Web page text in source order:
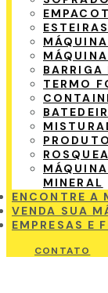
ESTEIRAS
BARRIGA
TERMO
MINERAL
ENCONTRE A
VENDA SUA
EMPRESAS E
CONTATO